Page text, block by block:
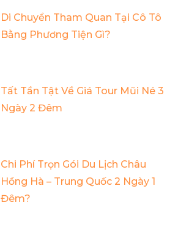
Di Chuyển Tham Quan Tại Cô Tô
Bằng Phương Tiện Gì?
Tất Tần Tật Về Giá Tour Mũi Né 3
Ngày 2 Đêm
Chi Phí Trọn Gói Du Lịch Châu
Hồng Hà – Trung Quốc 2 Ngày 1
Đêm?